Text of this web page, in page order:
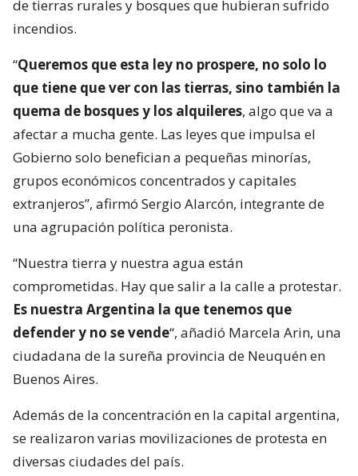
de tierras rurales y bosques que hubieran sufrido
incendios.
“Queremos que esta ley no prospere, no solo lo
que tiene que ver con las tierras, sino también la
quema de bosques y los alquileres, algo que va a
afectar a mucha gente. Las leyes que impulsa el
Gobierno solo benefician a pequeñas minorías,
grupos económicos concentrados y capitales
extranjeros”, afirmó Sergio Alarcón, integrante de
una agrupación política peronista.
“Nuestra tierra y nuestra agua están
comprometidas. Hay que salir a la calle a protestar.
Es nuestra Argentina la que tenemos que
defender y no se vende“, añadió Marcela Arin, una
ciudadana de la sureña provincia de Neuquén en
Buenos Aires.
Además de la concentración en la capital argentina,
se realizaron varias movilizaciones de protesta en
diversas ciudades del país.